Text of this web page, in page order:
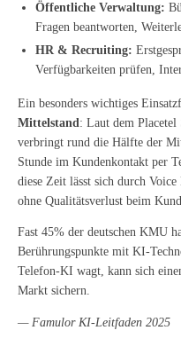
Öffentliche Verwaltung:
Fragen beantworten,
HR & Recruiting:
Verfügbarkeiten prüfen,
Ein besonders wichtiges
Mittelstand: Laut dem
verbringt rund die Hälfte der
Stunde im Kundenkontakt per
diese Zeit lässt sich durch
ohne Qualitätsverlust beim
Fast 45% der deutschen KMU
Berührungspunkte mit KI-
Telefon-KI wagt, kann sich
Markt sichern.
— Famulor KI-Leitfaden 2025